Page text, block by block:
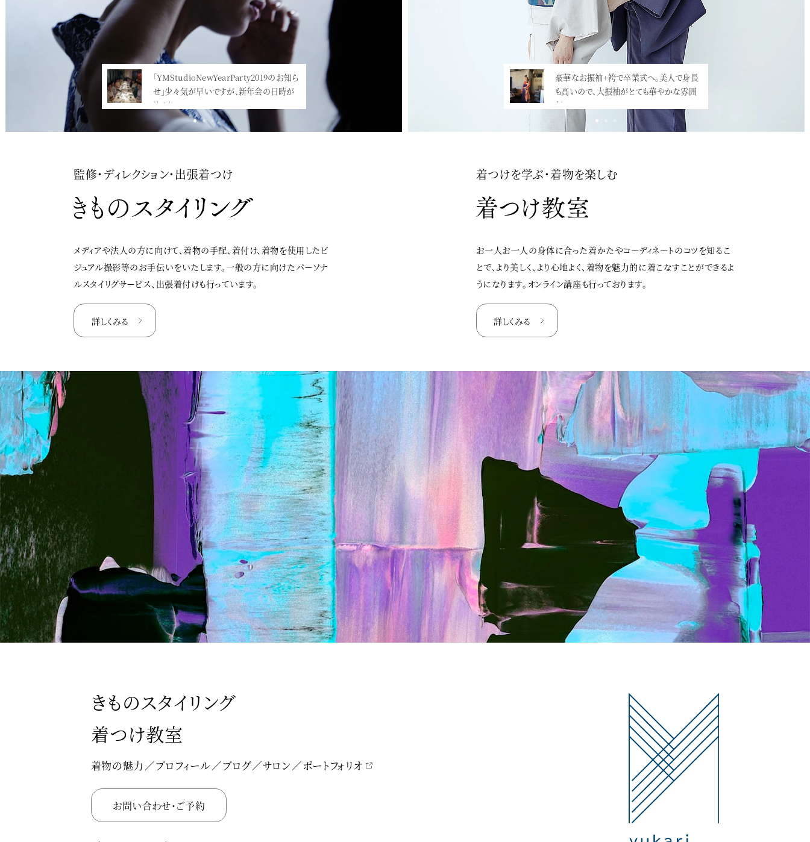
監修・ディレクション・出張着つけ
メディアや法人の方に向けて、着物の手配、着付け、着物を使用したビ
ジュアル撮影等のお手伝いをいたします。一般の方に向けたパーソナ
ルスタイリグサービス、出張着付けも行っています。
詳しくみる
「YMStudioNewYearParty2019のお知ら
せ」少々気が早いですが、新年会の日時が
決まり…<
今年も華やかに新年会が行われました。皆
さん、ドレスアップして、とっても素敵です…<
着つけを学ぶ・着物を楽しむ
お一人お一人の身体に合った着かたやコーディネートのコツを知るこ
とで、より美しく、より心地よく、着物を魅力的に着こなすことができるよ
うになります。オンライン講座も行っております。
詳しくみる
豪華なお振袖+袴で卒業式へ。美人で身長
も高いので、大振袖がとても華やかな雰囲
気。…<
小学校の卒業式での袴、増えていますね。
震災直後にとても流行ったのですが、映画
「…<
きものスタイリング
着つけ教室
着物の魅力 プロフィール ブログ サロン ポートフォリオ
お問い合わせ・ご予約